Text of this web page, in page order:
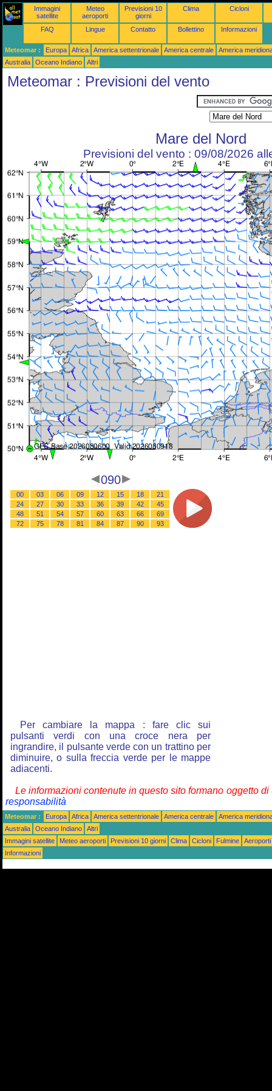
Immagini
satellite
Meteo
aeroporti
Previsioni 10
giorni
Clima Cicloni
FAQ Lingue Contatto Bollettino Informazioni
Meteomar : Europa Africa America settentrionale America centrale
America
Australia
Oceano Indiano Altri
Meteomar : Previsioni del vento
Mare del Nord
Previsioni del vento : 09/08/2026
090
00 03 06 09 12 15 18
21
24
27 30 33 36 39 42
45
48
51 54 57 60 63 66
69
72
75 78 81 84 87 90 93
Per cambiare la mappa : fare clic sui
pulsanti verdi con una croce nera per
ingrandire, il pulsante verde con un trattino per
diminuire, o sulla freccia verde per le mappe
adiacenti.
Le informazioni contenute in questo sito formano oggetto
responsabilità
Meteomar : Europa Africa America settentrionale America centrale
America
Australia
Oceano Indiano
Altri
Immagini satellite
Meteo aeroporti Previsioni 10 giorni Clima Cicloni Fulmine
Aeroporti
Informazioni